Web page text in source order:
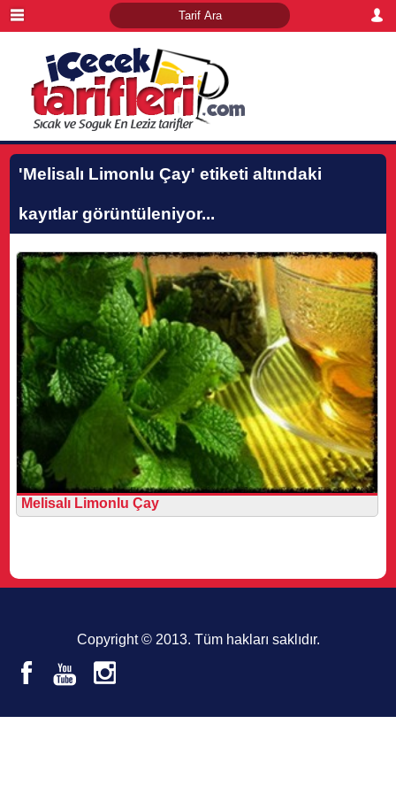
'Melisalı Limonlu Çay' etiketi altındaki
kayıtlar görüntüleniyor...
Melisalı Limonlu Çay
Copyright © 2013. Tüm hakları saklıdır.